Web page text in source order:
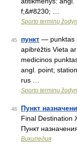
f;&#8230; …
Sporto terminų
45 пункт — punktas
apibrėžtis Vieta
medicinos
angl. point;
rus …
Sporto terminų
46 Пункт
Final Destination
Пункт
Википедия